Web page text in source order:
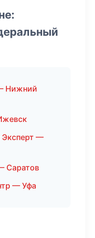
Нижний
Эксперт —
Саратов
— Уфа